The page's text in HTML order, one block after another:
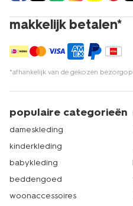
makkelijk betalen*
*afhankelijk van de gekozen
populaire categorieën
dameskleding
kinderkleding
babykleding
beddengoed
woonaccessoires